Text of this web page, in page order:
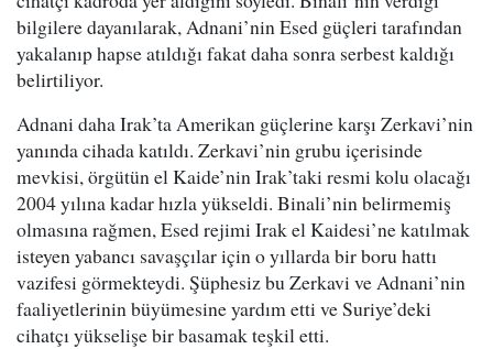
bilgilere dayanılarak, Adnani’nin Esed güçleri tarafından
yakalanıp hapse atıldığı fakat daha sonra serbest kaldığı
belirtiliyor.
Adnani daha Irak’ta Amerikan güçlerine karşı Zerkavi’nin
yanında cihada katıldı. Zerkavi’nin grubu içerisinde
mevkisi, örgütün el Kaide’nin Irak’taki resmi kolu olacağı
2004 yılına kadar hızla yükseldi. Binali’nin belirmemiş
olmasına rağmen, Esed rejimi Irak el Kaidesi’ne katılmak
isteyen yabancı savaşçılar için o yıllarda bir boru hattı
vazifesi görmekteydi. Şüphesiz bu Zerkavi ve Adnani’nin
faaliyetlerinin büyümesine yardım etti ve Suriye’deki
cihatçı yükselişe bir basamak teşkil etti.